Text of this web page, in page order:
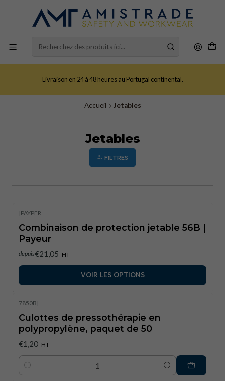
Livraison en 24 à 48 heures au Portugal continental.
Accueil Jetables
Jetables
FILTRES
|PAYPER
Combinaison de protection jetable 56B |
Payeur
depuis€21,05 HT
VOIR LES OPTIONS
7850B |
Culottes de pressothérapie en
polypropylène, paquet de 50
€1,20 HT
Quantité